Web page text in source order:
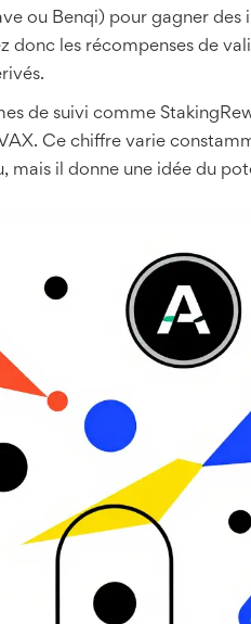
ou Benqi) pour gagner des
donc les récompenses de
de suivi comme
Ce chiffre varie
mais il donne une idée du